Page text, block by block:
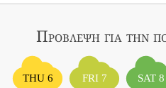
Πρόβλεψη για την
THU 6 FRI 7 SAT 8